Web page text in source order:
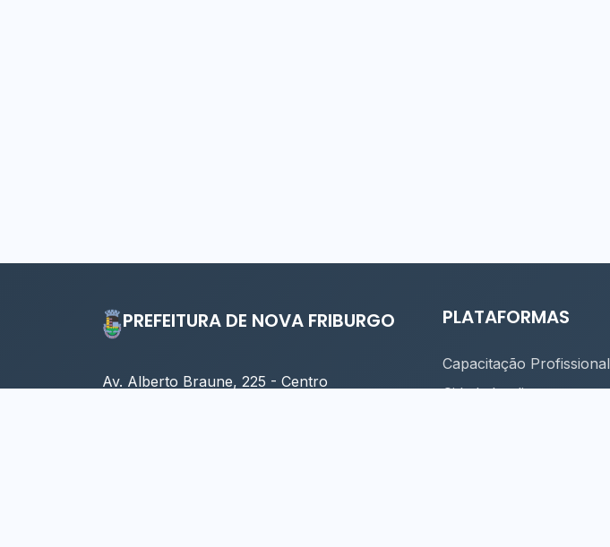
PREFEITURA DE NOVA FRIBURGO
Av. Alberto Braune, 225 - Centro
PLATAFORMAS
Capacitação Profissional
Cidade Inteligente